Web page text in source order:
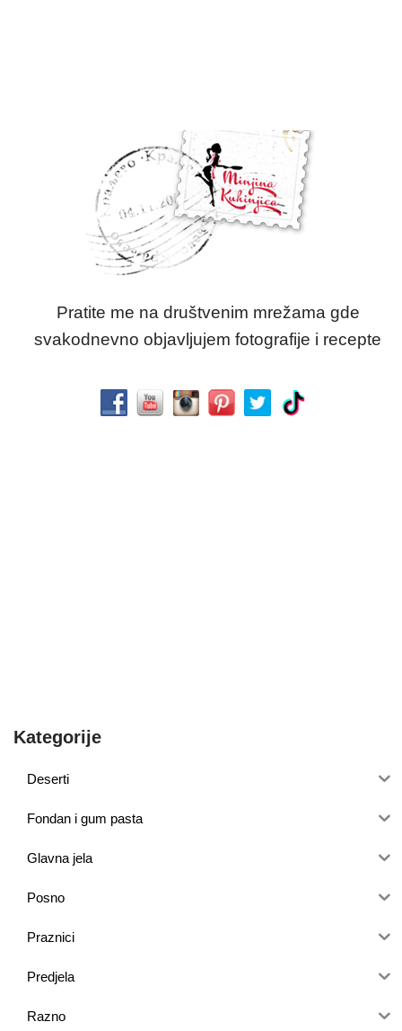
Pratite me na društvenim mrežama gde
svakodnevno objavljujem fotografije i recepte
Kategorije
Deserti
Fondan i gum pasta
Glavna jela
Posno
Praznici
Predjela
Razno